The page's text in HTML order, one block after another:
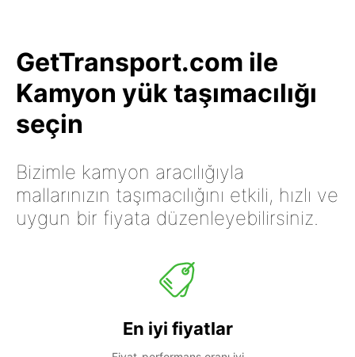
GetTransport.com ile
Kamyon yük taşımacılığı
seçin
Bizimle kamyon aracılığıyla
mallarınızın taşımacılığını etkili, hızlı ve
uygun bir fiyata düzenleyebilirsiniz.
En iyi fiyatlar